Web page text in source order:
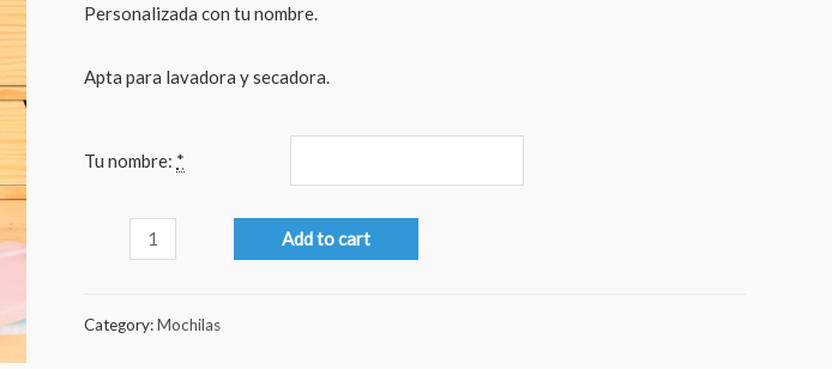
Personalizada con tu nombre.
Apta para lavadora y secadora.
Tu nombre: *
Halloween
Add to cart
Category:Mochilas